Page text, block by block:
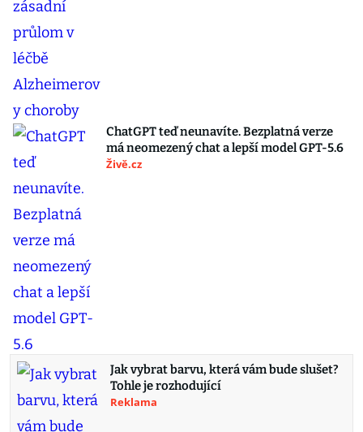
ChatGPT teď neunavíte. Bezplatná verze
má neomezený chat a lepší model GPT-5.6
Živě.cz
Jak vybrat barvu, která vám bude slušet?
Tohle je rozhodující
Reklama